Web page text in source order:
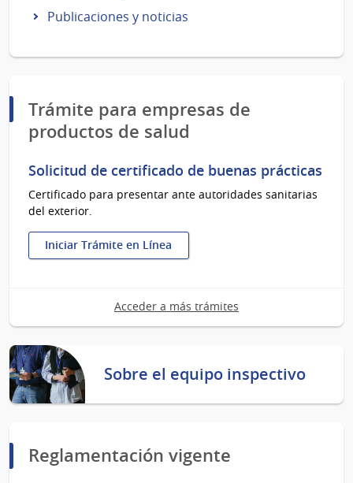
Publicaciones y noticias
Trámite para empresas de
productos de salud
Solicitud de certificado de buenas prácticas
Certificado para presentar ante autoridades sanitarias
del exterior.
Iniciar Trámite en Línea
:
certificado
de
Acceder a más trámites
Sobre el equipo inspectivo
Reglamentación vigente